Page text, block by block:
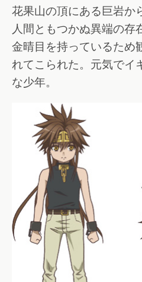
花果山の頂にある巨岩か
人間ともつかぬ異端の存
金晴目を持っているため
れてこられた。元気でイ
な少年。